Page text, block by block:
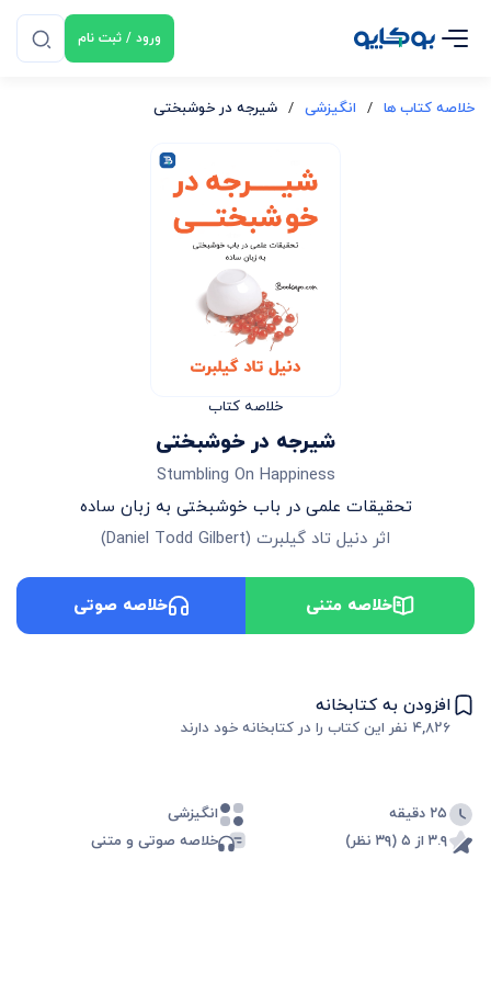
ورود / ثبت نام
خلاصه کتاب ها / انگیزشی / شیرجه در خوشبختی
خلاصه کتاب
شیرجه در خوشبختی
Stumbling On Happiness
تحقیقات علمی در باب خوشبختی به زبان ساده
اثر دنیل تاد گیلبرت (
Daniel Todd Gilbert
)
خلاصه متنی خلاصه صوتی
افزودن به کتابخانه
۴,۸۲۶ نفر این کتاب را در کتابخانه خود دارند
۲۵ دقیقه
انگیزشی
۳.۹ از ۵ (۳۹ نظر)
خلاصه صوتی و متنی